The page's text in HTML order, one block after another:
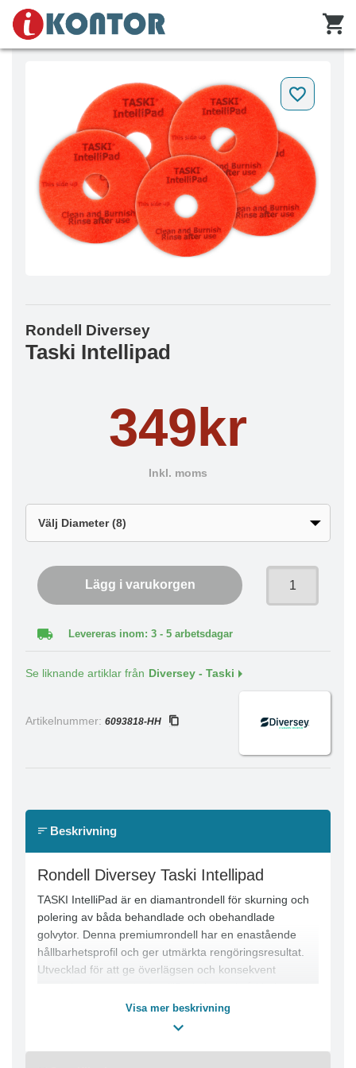
Rondell Diversey
Taski Intellipad
349kr
Inkl. moms
Lägg i varukorgen
Levereras inom: 3 - 5 arbetsdagar
Se liknande artiklar från Diversey - Taski
Artikelnummer: 6093818-HH
Beskrivning
Rondell Diversey Taski Intellipad
TASKI IntelliPad är en diamantrondell för skurning och
polering av båda behandlade och obehandlade
golvytor. Denna premiumrondell har en enastående
hållbarhetsprofil och ger utmärkta rengöringsresultat.
Utvecklad för att ge överlägsen och konsekvent
glans av behandlade golv. Rondellen är enkel att
använda och alstrar en bättre användningskostnad.
IntelliPad är tillverkad av PET-fibrer och toppad med en
Visa mer beskrivning